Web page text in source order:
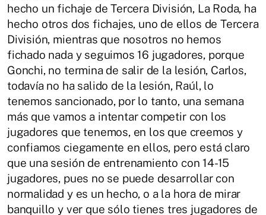
hecho un fichaje de Tercera División, La Roda, ha
hecho otros dos fichajes, uno de ellos de Tercera
División, mientras que nosotros no hemos
fichado nada y seguimos 16 jugadores, porque
Gonchi, no termina de salir de la lesión, Carlos,
todavía no ha salido de la lesión, Raúl, lo
tenemos sancionado, por lo tanto, una semana
más que vamos a intentar competir con los
jugadores que tenemos, en los que creemos y
confiamos ciegamente en ellos, pero está claro
que una sesión de entrenamiento con 14-15
jugadores, pues no se puede desarrollar con
normalidad y es un hecho, o a la hora de mirar
banquillo y ver que sólo tienes tres jugadores de